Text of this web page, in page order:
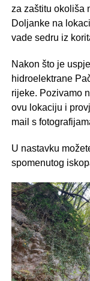
za zaštitu okoliša
Doljanke na
vade sedru iz
Nakon što je
hidroelektrane
rijeke. Pozivamo
ovu lokaciju i
mail s
U nastavku
spomenutog